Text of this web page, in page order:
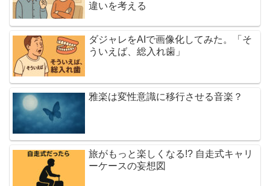
違いを考える
ダジャレをAIで画像化してみた。「そ
ういえば、総入れ歯」
雅楽は変性意識に移行させる音楽？
旅がもっと楽しくなる!? 自走式キャリ
ーケースの妄想図